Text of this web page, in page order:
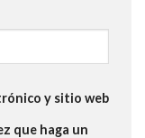
y sitio web
que haga un